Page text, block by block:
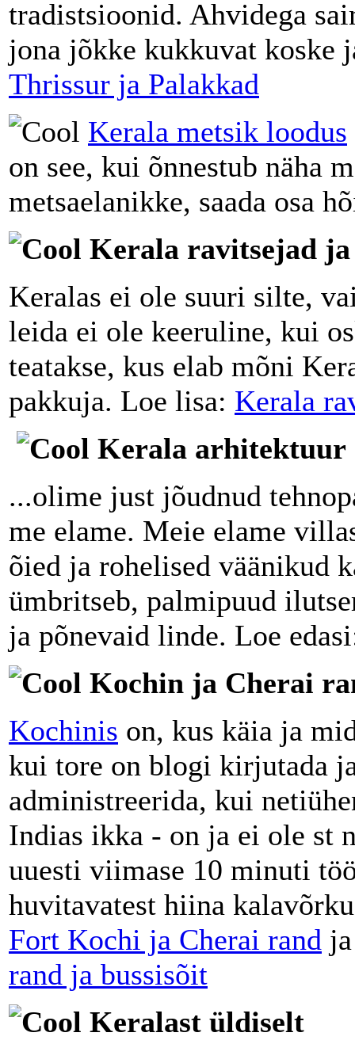
tradistsioonid. Ahvidega
jona jõkke kukkuvat koske
Thrissur ja Palakkad
Kerala metsik loodus
on see, kui õnnestub näha
metsaelanikke, saada osa
Kerala ravitsejad
Keralas ei ole suuri silte,
leida ei ole keeruline, kui
teatakse, kus elab mõni
pakkuja. Loe lisa: Kerala
Kerala arhitektuur
...olime just jõudnud
me elame. Meie elame
õied ja rohelised väänikud
ümbritseb, palmipuud
ja põnevaid linde. Loe
Kochin ja Cherai
Kochinis on, kus käia ja
kui tore on blogi kirjutada
administreerida, kui
Indias ikka - on ja ei ole st
uuesti viimase 10 minuti
huvitavatest hiina
Fort Kochi ja Cherai rand
rand ja bussisõit
Keralast üldiselt